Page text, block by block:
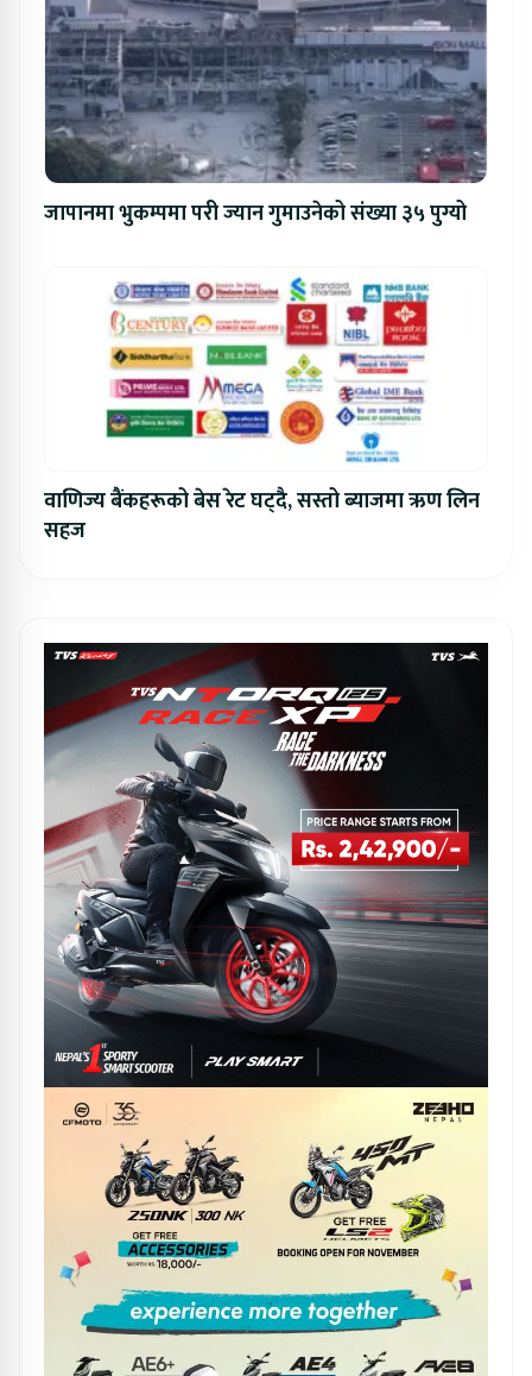
जापानमा भुकम्पमा परी ज्यान गुमाउनेको संख्या ३५ पुग्यो
वाणिज्य बैंकहरूको बेस रेट घट्दै, सस्तो ब्याजमा ऋण लिन
सहज